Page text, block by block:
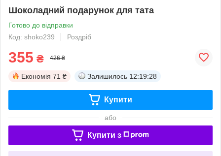
Шоколадний подарунок для тата
Готово до відправки
Код: shoko239
Роздріб
355 ₴ 426 ₴
Економія 71 ₴ Залишилось 12:19:28
Купити
або
Купити з